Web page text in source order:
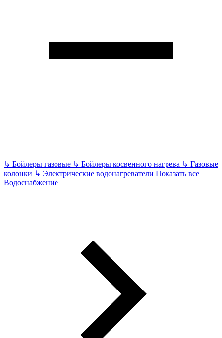
↳ Бойлеры газовые ↳ Бойлеры косвенного нагрева ↳ Газовые
колонки ↳ Электрические водонагреватели Показать все
Водоснабжение